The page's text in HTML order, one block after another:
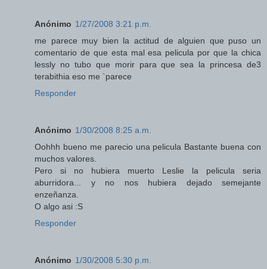
Anónimo 1/27/2008 3:21 p.m.
me parece muy bien la actitud de alguien que puso un
comentario de que esta mal esa pelicula por que la chica
lessly no tubo que morir para que sea la princesa de3
terabithia eso me `parece
Responder
Anónimo 1/30/2008 8:25 a.m.
Oohhh bueno me parecio una pelicula Bastante buena con
muchos valores.
Pero si no hubiera muerto Leslie la pelicula seria
aburridora... y no nos hubiera dejado semejante
enzeñanza.
O algo asi :S
Responder
Anónimo 1/30/2008 5:30 p.m.